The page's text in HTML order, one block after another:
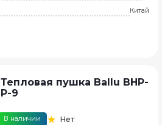
Китай
Тепловая пушка Ballu BHP-
P-9
В наличии Нет